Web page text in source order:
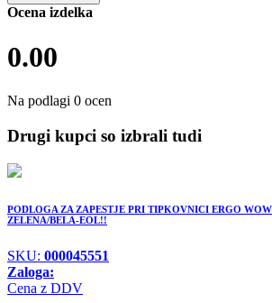
Ocena izdelka
0.00
Na podlagi 0 ocen
Drugi kupci so izbrali tudi
PODLOGA ZA ZAPESTJE PRI TIPKOVNICI ERGO
ZELENA/BELA-EOL!!
SKU: 000045551
Zaloga:
Cena z DDV